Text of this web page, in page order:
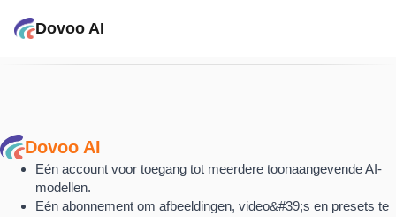
Dovoo AI
Dovoo AI
Eén account voor toegang tot meerdere toonaangevende AI-
modellen.
Eén abonnement om afbeeldingen, video&#39;s en presets te